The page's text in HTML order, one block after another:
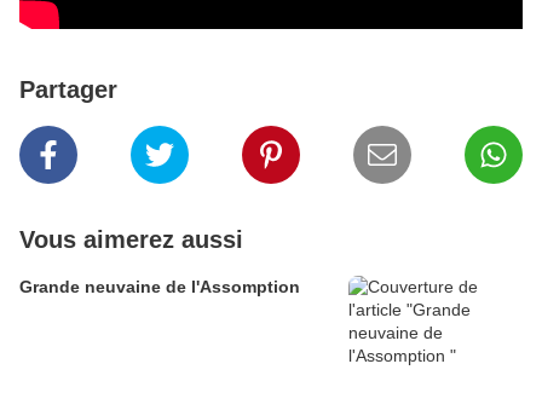
Partager
Vous aimerez aussi
Grande neuvaine de l'Assomption